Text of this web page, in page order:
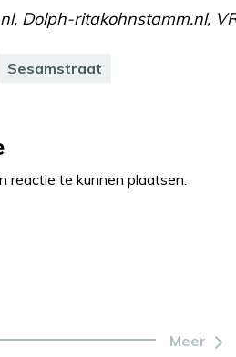
Dolph-ritakohnstamm.nl,
Sesamstraat
reactie te kunnen plaatsen.
Meer